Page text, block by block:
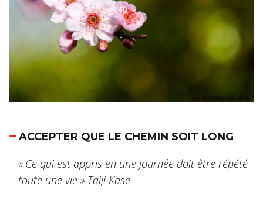
ACCEPTER QUE LE CHEMIN SOIT LONG
« Ce qui est appris en une journée doit être répété
toute une vie » Taiji Kase